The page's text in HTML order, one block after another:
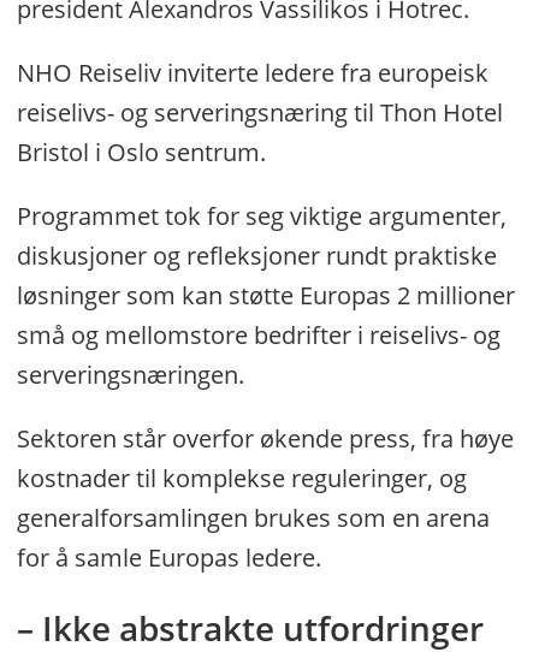
president Alexandros Vassilikos i Hotrec.
NHO Reiseliv inviterte ledere fra europeisk
reiselivs- og serveringsnæring til Thon Hotel
Bristol i Oslo sentrum.
Programmet tok for seg viktige argumenter,
diskusjoner og refleksjoner rundt praktiske
løsninger som kan støtte Europas 2 millioner
små og mellomstore bedrifter i reiselivs- og
serveringsnæringen.
Sektoren står overfor økende press, fra høye
kostnader til komplekse reguleringer, og
generalforsamlingen brukes som en arena
for å samle Europas ledere.
– Ikke abstrakte utfordringer